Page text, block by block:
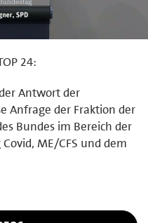
24:
Antwort der
Anfrage der Fraktion der
Bundes im Bereich der
ME/CFS und dem